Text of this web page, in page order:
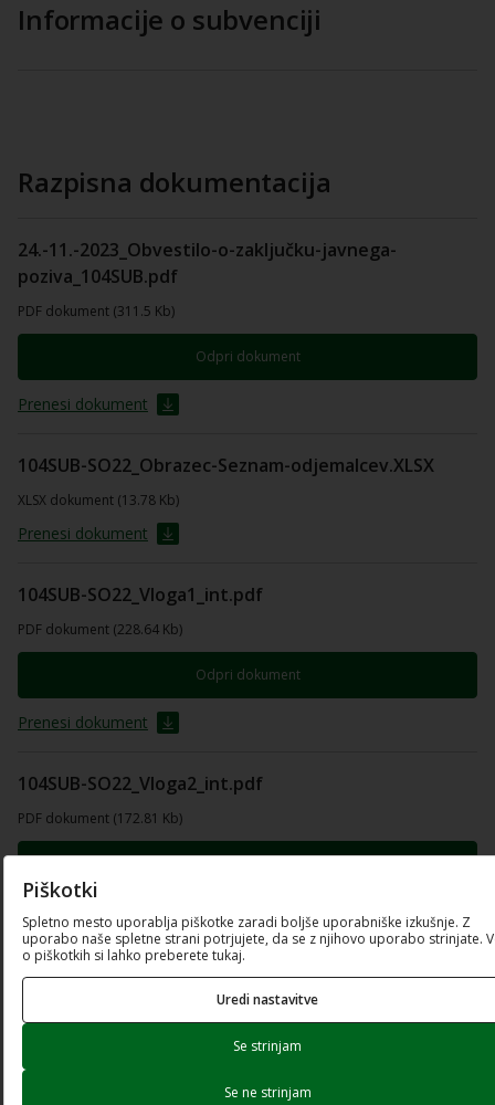
Informacije o subvenciji
Razpisna dokumentacija
24.-11.-2023_Obvestilo-o-zaključku-javnega-
poziva_104SUB.pdf
PDF dokument (311.5 Kb)
Odpri dokument
Prenesi dokument
104SUB-SO22_Obrazec-Seznam-odjemalcev.XLSX
XLSX dokument (13.78 Kb)
Prenesi dokument
104SUB-SO22_Vloga1_int.pdf
PDF dokument (228.64 Kb)
Odpri dokument
Prenesi dokument
104SUB-SO22_Vloga2_int.pdf
PDF dokument (172.81 Kb)
Prenesi dokument
104SUB-SO22_Obrazec-de-minimis_int.pdf
Odpri dokument
Piškotki
Spletno mesto uporablja piškotke zaradi boljše uporabniške izkušnje. Z
uporabo naše spletne strani potrjujete, da se z njihovo uporabo strinjate.
o piškotkih si lahko preberete tukaj.
Uredi nastavitve
Se strinjam
Se ne strinjam